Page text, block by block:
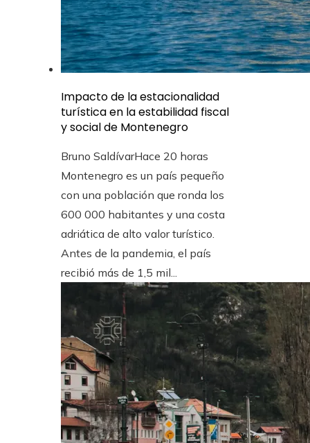
Impacto de la estacionalidad
turística en la estabilidad fiscal
y social de Montenegro
Bruno SaldívarHace 20 horas
Montenegro es un país pequeño
con una población que ronda los
600 000 habitantes y una costa
adriática de alto valor turístico.
Antes de la pandemia, el país
recibió más de 1,5 mil...